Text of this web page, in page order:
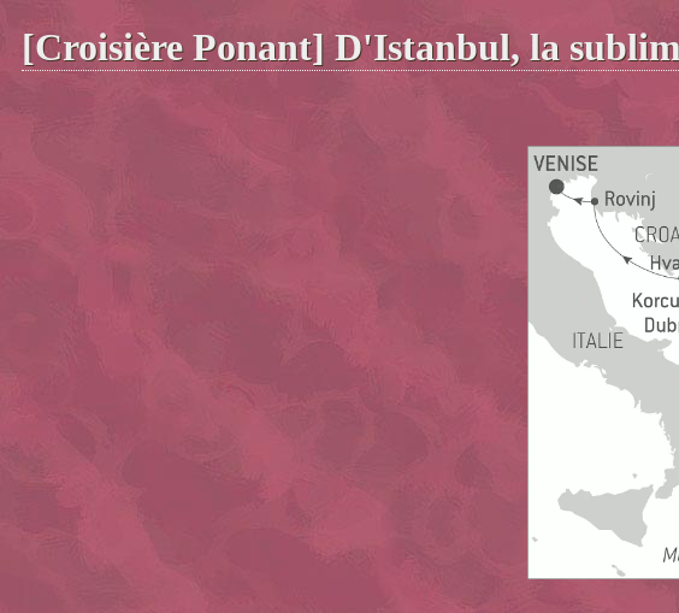
[Croisière Ponant] D'Istanbul, la